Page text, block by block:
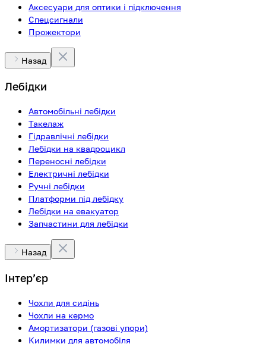
Аксесуари для оптики і підключення
Спецсигнали
Прожектори
Назад
Лебідки
Автомобільні лебідки
Такелаж
Гідравлічні лебідки
Лебідки на квадроцикл
Переносні лебідки
Електричні лебідки
Ручні лебідки
Платформи під лебідку
Лебідки на евакуатор
Запчастини для лебідки
Назад
Інтерʼєр
Чохли для сидінь
Чохли на кермо
Амортизатори (газові упори)
Килимки для автомобіля